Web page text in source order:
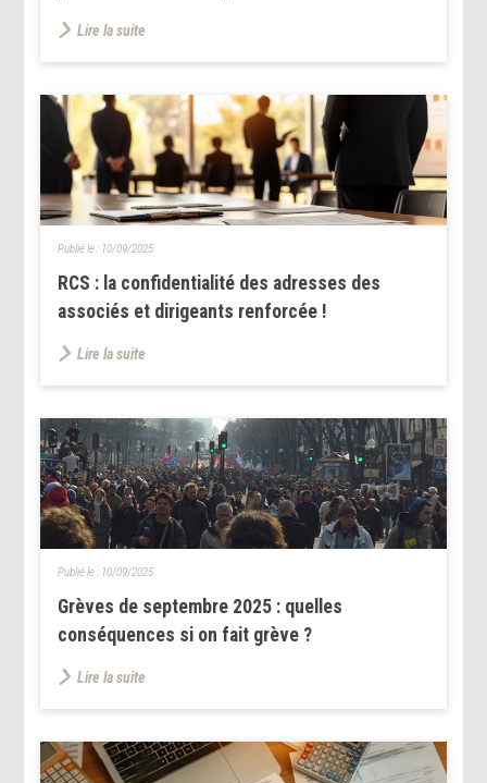
Lire la suite
RCS : la confidentialité des adresses des
associés et dirigeants renforcée !
Publié le : 10/09/2025
Lire la suite
Grèves de septembre 2025 : quelles
conséquences si on fait grève ?
Publié le : 10/09/2025
Lire la suite